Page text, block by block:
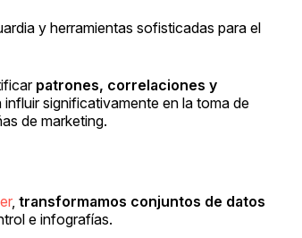
y herramientas sofisticadas para el
patrones, correlaciones y
influir significativamente en la toma de
de marketing.
, transformamos conjuntos de datos
e infografías.